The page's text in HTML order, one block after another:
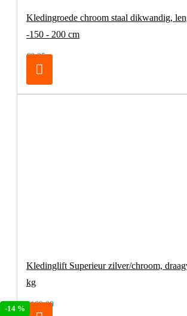
Kledingroede chroom staal dikwandig,
-150 - 200 cm
€8,25
Kledinglift Superieur zilver/chroom,
kg
€169,00
-14 %